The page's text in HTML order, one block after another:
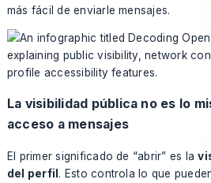
más fácil de enviarle mensajes.
La visibilidad pública no es lo
acceso a mensajes
El primer significado de “abrir” es la
del perfil . Esto controla lo que